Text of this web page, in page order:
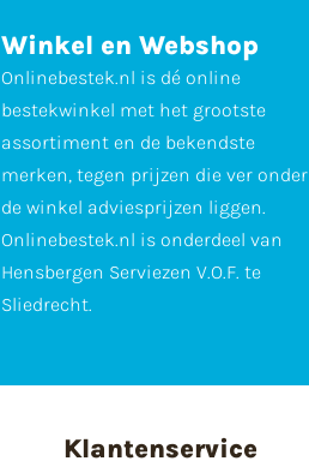
Winkel en Webshop
Onlinebestek.nl is dé online
bestekwinkel met het grootste
assortiment en de bekendste
merken, tegen prijzen die ver onder
de winkel adviesprijzen liggen.
Onlinebestek.nl is onderdeel van
Hensbergen Serviezen V.O.F. te
Sliedrecht.
Klantenservice